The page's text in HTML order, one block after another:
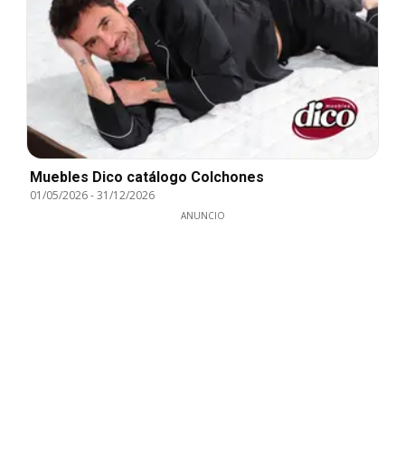
Muebles Dico catálogo Colchones
01/05/2026-31/12/2026
ANUNCIO